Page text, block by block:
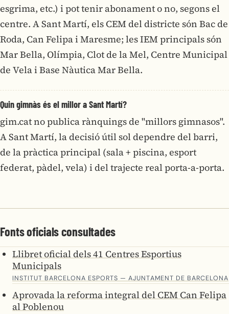
esgrima, etc.) i pot tenir abonament o no, segons el
centre. A Sant Martí, els CEM del districte són Bac de
Roda, Can Felipa i Maresme; les IEM principals són
Mar Bella, Olímpia, Clot de la Mel, Centre Municipal
de Vela i Base Nàutica Mar Bella.
Quin gimnàs és el millor a Sant Martí?
gim.cat no publica rànquings de "millors gimnasos".
A Sant Martí, la decisió útil sol dependre del barri,
de la pràctica principal (sala + piscina, esport
federat, pàdel, vela) i del trajecte real porta-a-porta.
Fonts oficials consultades
Llibret oficial dels 41 Centres Esportius
Municipals
INSTITUT BARCELONA ESPORTS — AJUNTAMENT DE BARCELONA
Aprovada la reforma integral del CEM Can Felipa
al Poblenou